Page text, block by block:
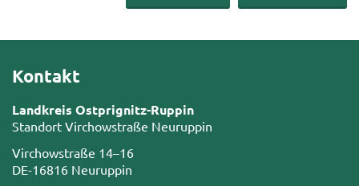
Kontakt
Landkreis Ostprignitz-Ruppin
Standort Virchowstraße Neuruppin
Virchowstraße 14–16
DE-16816 Neuruppin